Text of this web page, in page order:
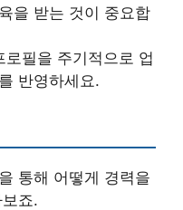
을 받는 것이 중요합
로필을 주기적으로 업
반영하세요.
통해 어떻게 경력을
죠.